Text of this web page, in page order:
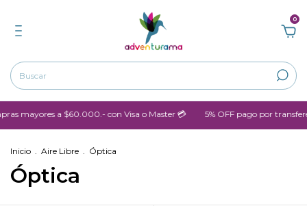
0
mayores a $60.000.- con Visa o Master 💳 5% OFF pago por
Inicio . Aire Libre . Óptica
Óptica